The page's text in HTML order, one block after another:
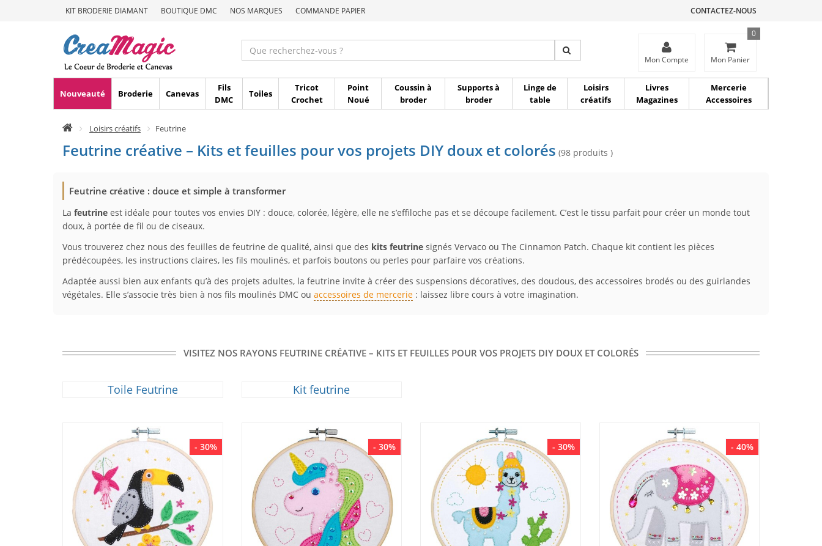
KIT BRODERIE DIAMANT BOUTIQUE DMC NOS MARQUES COMMANDE PAPIER CONTACTEZ-NOUS
Mon Compte Mon Panier
0
Nouveauté Broderie Canevas
Fils
DMC
Toiles
Tricot
Crochet
Point
Noué
Coussin à
broder
Supports à
broder
Linge de
table
Loisirs
créatifs
Livres
Magazines
Mercerie
Accessoires
Loisirs créatifs Feutrine
Feutrine créative – Kits et feuilles pour vos projets DIY doux et colorés (98 produits )
Feutrine créative : douce et simple à transformer
La feutrine est idéale pour toutes vos envies DIY : douce, colorée, légère, elle ne s’effiloche pas et se découpe facilement. C’est le tissu parfait pour créer un monde tout
doux, à portée de fil ou de ciseaux.
Vous trouverez chez nous des feuilles de feutrine de qualité, ainsi que des kits feutrine signés Vervaco ou The Cinnamon Patch. Chaque kit contient les pièces
prédécoupées, les instructions claires, les fils moulinés, et parfois boutons ou perles pour parfaire vos créations.
Adaptée aussi bien aux enfants qu’à des projets adultes, la feutrine invite à créer des suspensions décoratives, des doudous, des accessoires brodés ou des guirlandes
végétales. Elle s’associe très bien à nos fils moulinés DMC ou accessoires de mercerie : laissez libre cours à votre imagination.
VISITEZ NOS RAYONS FEUTRINE CRÉATIVE – KITS ET FEUILLES POUR VOS PROJETS DIY DOUX ET COLORÉS
Toile Feutrine Kit feutrine
- 30% - 30% - 30% - 40%